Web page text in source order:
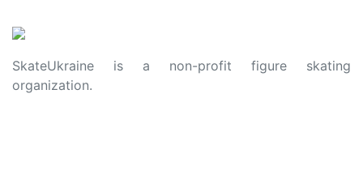
SkateUkraine is a non-profit figure skating
organization.